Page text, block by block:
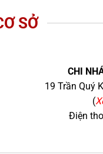
SỞ
CHI
19 Trần Quý
(
Điện